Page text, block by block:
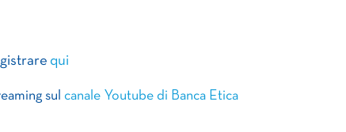
qui
sul canale Youtube di Banca Etica